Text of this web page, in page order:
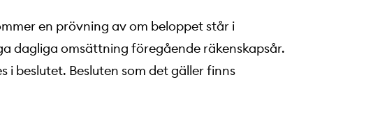
en prövning av om beloppet står i
dagliga omsättning föregående räkenskapsår.
i beslutet. Besluten som det gäller finns